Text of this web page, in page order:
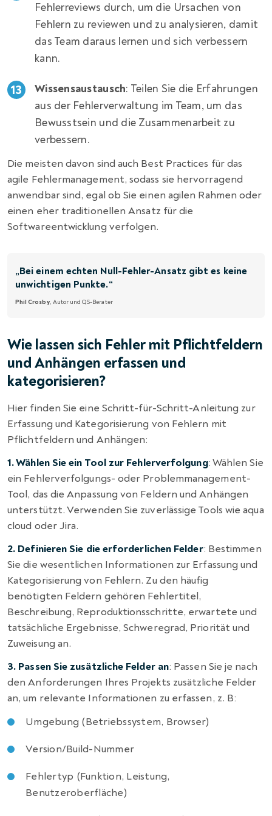
Fehlerreviews durch, um die Ursachen von
Fehlern zu reviewen und zu analysieren, damit
das Team daraus lernen und sich verbessern
kann.
Wissensaustausch: Teilen Sie die Erfahrungen
aus der Fehlerverwaltung im Team, um das
Bewusstsein und die Zusammenarbeit zu
verbessern.
Die meisten davon sind auch Best Practices für das
agile Fehlermanagement, sodass sie hervorragend
anwendbar sind, egal ob Sie einen agilen Rahmen oder
einen eher traditionellen Ansatz für die
Softwareentwicklung verfolgen.
„Bei einem echten Null-Fehler-Ansatz gibt es keine
unwichtigen Punkte.“
Phil Crosby, Autor und QS-Berater
Wie lassen sich Fehler mit Pflichtfeldern
und Anhängen erfassen und
kategorisieren?
Hier finden Sie eine Schritt-für-Schritt-Anleitung zur
Erfassung und Kategorisierung von Fehlern mit
Pflichtfeldern und Anhängen:
1. Wählen Sie ein Tool zur Fehlerverfolgung: Wählen Sie
ein Fehlerverfolgungs- oder Problemmanagement-
Tool, das die Anpassung von Feldern und Anhängen
unterstützt. Verwenden Sie zuverlässige Tools wie aqua
cloud oder Jira.
2. Definieren Sie die erforderlichen Felder: Bestimmen
Sie die wesentlichen Informationen zur Erfassung und
Kategorisierung von Fehlern. Zu den häufig
benötigten Feldern gehören Fehlertitel,
Beschreibung, Reproduktionsschritte, erwartete und
tatsächliche Ergebnisse, Schweregrad, Priorität und
Zuweisung an.
3. Passen Sie zusätzliche Felder an: Passen Sie je nach
den Anforderungen Ihres Projekts zusätzliche Felder
an, um relevante Informationen zu erfassen, z. B:
Umgebung (Betriebssystem, Browser)
Version/Build-Nummer
Fehlertyp (Funktion, Leistung,
Benutzeroberfläche)